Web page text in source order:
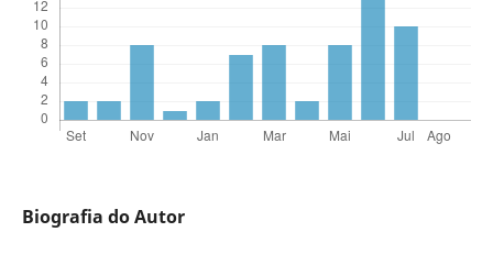
Biografia do Autor